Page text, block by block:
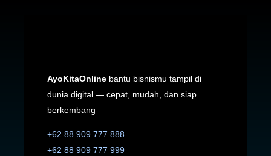
AyoKitaOnlinebantu bisnismu tampil di
dunia digital — cepat, mudah, dan siap
berkembang
+62 88 909 777 888
+62 88 909 777 999